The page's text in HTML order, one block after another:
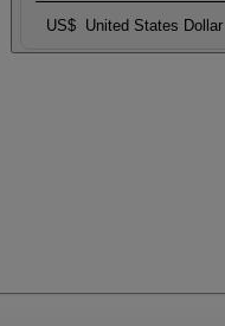
US$ United States Dollar